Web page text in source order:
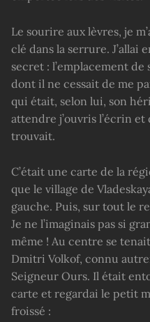
Le sourire aux lèvres, je
clé dans la serrure. J’allai
secret : l’emplacement
dont il ne cessait de me
qui était, selon lui, son
attendre j’ouvris l’écrin
trouvait.
C’était une carte de la
que le village de
gauche. Puis, sur tout le
Je ne l’imaginais pas si
même ! Au centre se
Dmitri Volkof, connu
Seigneur Ours. Il était
carte et regardai le petit
froissé :